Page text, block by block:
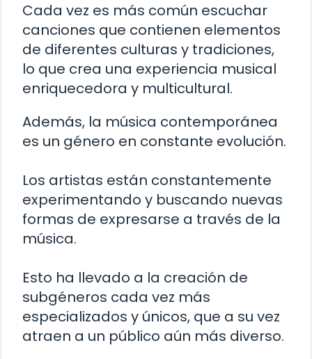
Cada vez es más común escuchar
canciones que contienen elementos
de diferentes culturas y tradiciones,
lo que crea una experiencia musical
enriquecedora y multicultural.
Además, la música contemporánea
es un género en constante evolución.
Los artistas están constantemente
experimentando y buscando nuevas
formas de expresarse a través de la
música.
Esto ha llevado a la creación de
subgéneros cada vez más
especializados y únicos, que a su vez
atraen a un público aún más diverso.